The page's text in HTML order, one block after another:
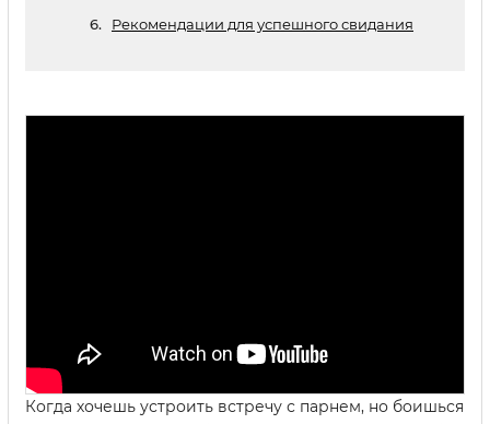
Рекомендации для успешного свидания
Когда хочешь устроить встречу с парнем, но боишься